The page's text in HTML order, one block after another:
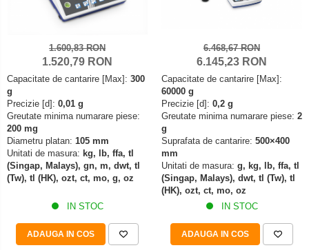
OIML M2
OIML M3
Greutati individuale
OIML E1
OIML E2
OIML M1
OIML M2
Colorimetre
Bacuri cu surub
Masurarea fortei - Digital
Masurarea mecanica a fortei
Testere pietre funerare
Masurare cuplu
Masurare cuplu pentru capace cu filet
Masurare cuplu pentru scule
Masurarea grosimii stratului
Masurarea grosimii stratului - Digital
Masurarea grosimii materialului
Declansator de picior
Dispozitive display
Elemente de protectie
Imprimante
Ionizatoare
Kit pentru determinarea densitatii
Masa de cantarire
Modul de interfatare
Placi etalon
Platforme de cantarire
Set calibrare temperatura
Suporti
1.600,83 RON
1.520,79 RON
Capacitate de cantarire [Max]: 300
g
Precizie [d]: 0,01 g
Greutate minima numarare piese:
200 mg
Diametru platan: 105 mm
Unitati de masura: kg, lb, ffa, tl
(Singap, Malays), gn, m, dwt, tl
(Tw), tl (HK), ozt, ct, mo, g, oz
IN STOC
ADAUGA IN COS
6.468,67 RON
6.145,23 RON
Capacitate de cantarire [Max]:
60000 g
Precizie [d]: 0,2 g
Greutate minima numarare piese: 2
g
Suprafata de cantarire: 500×400
mm
Unitati de masura: g, kg, lb, ffa, tl
(Singap, Malays), dwt, tl (Tw), tl
(HK), ozt, ct, mo, oz
IN STOC
ADAUGA IN COS